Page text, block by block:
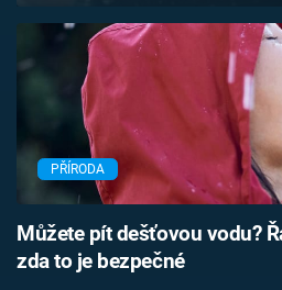
Sledujte nás
PŘÍRODA
Můžete pít dešťovou vodu?
zda to je bezpečné